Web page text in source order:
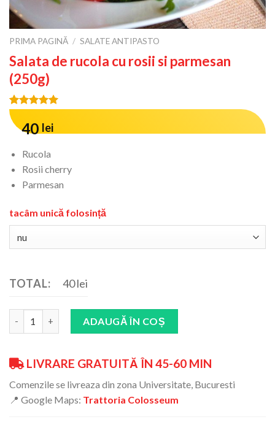
PRIMA PAGINĂ / SALATE ANTIPASTO
Salata de rucola cu rosii si parmesan
(250g)
Evaluat la
5.00din 5
pe baza a
3
clienților
40 lei
Rucola
Rosii cherry
Parmesan
tacâm unică folosință
TOTAL: 40 lei
ADAUGĂ ÎN COȘ
LIVRARE GRATUITĂ ÎN 45-60 MIN
Comenzile se livreaza din zona Universitate, Bucuresti
📍 Google Maps: Trattoria Colosseum